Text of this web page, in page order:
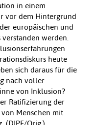
in einem
vor dem Hintergrund
europäischen und
werden.
heute
sich daraus für die
nach voller
von Inklusion?
Ratifizierung der
Menschen mit
(DIPF/Orig.).